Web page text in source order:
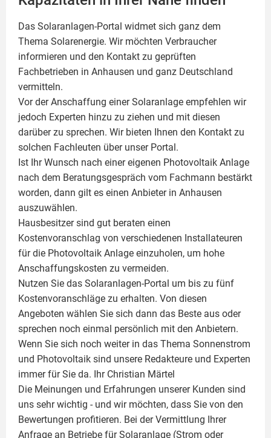
Das Solaranlagen-Portal widmet sich ganz dem
Thema Solarenergie. Wir möchten Verbraucher
informieren und den Kontakt zu geprüften
Fachbetrieben in Anhausen und ganz Deutschland
vermitteln.
Vor der Anschaffung einer Solaranlage empfehlen wir
jedoch Experten hinzu zu ziehen und mit diesen
darüber zu sprechen. Wir bieten Ihnen den Kontakt zu
solchen Fachleuten über unser Portal.
Ist Ihr Wunsch nach einer eigenen Photovoltaik Anlage
nach dem Beratungsgespräch vom Fachmann bestärkt
worden, dann gilt es einen Anbieter in Anhausen
auszuwählen.
Hausbesitzer sind gut beraten einen
Kostenvoranschlag von verschiedenen Installateuren
für die Photovoltaik Anlage einzuholen, um hohe
Anschaffungskosten zu vermeiden.
Nutzen Sie das Solaranlagen-Portal um bis zu fünf
Kostenvoranschläge zu erhalten. Von diesen
Angeboten wählen Sie sich dann das Beste aus oder
sprechen noch einmal persönlich mit den Anbietern.
Wenn Sie sich noch weiter in das Thema Sonnenstrom
und Photovoltaik sind unsere Redakteure und Experten
immer für Sie da. Ihr Christian Märtel
Die Meinungen und Erfahrungen unserer Kunden sind
uns sehr wichtig - und wir möchten, dass Sie von den
Bewertungen profitieren. Bei der Vermittlung Ihrer
Anfrage an Betriebe für Solaranlage (Strom oder